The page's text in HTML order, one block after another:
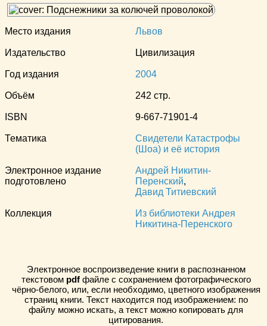
Место издания Львов
Издательство Цивилизация
Год издания 2004
Объём 242 стр.
ISBN 9-667-71901-4
Тематика
Свидетели Катастрофы
(Шоа) и её история
Электронное издание
подготовлено
Андрей Никитин-
Перенский,
Давид Титиевский
Коллекция
Из библиотеки Андрея
Никитина-Перенского
Электронное воспроизведение книги в распознанном
текстовом pdfфайле с сохранением фотографического
чёрно-белого, или, если необходимо, цветного изображения
страниц книги. Текст находится под изображением: по
файлу можно искать, а текст можно копировать для
цитирования.